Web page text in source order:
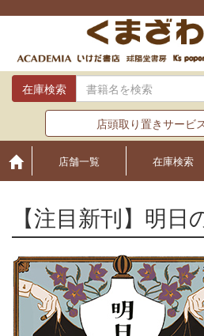
在庫検索
店頭取り置きサービ
店舗一覧 在庫検索
【注目新刊】明日